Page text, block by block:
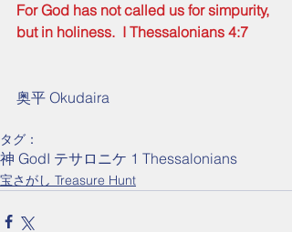
For God has not called us for simpurity,
but in holiness.  I Thessalonians 4:7
奥平 Okudaira
タグ：
神 GodI テサロニケ 1 Thessalonians
宝さがし Treasure Hunt